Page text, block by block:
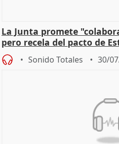
La Junta promete
pero recela del pacto de
Sonido Totales 30/